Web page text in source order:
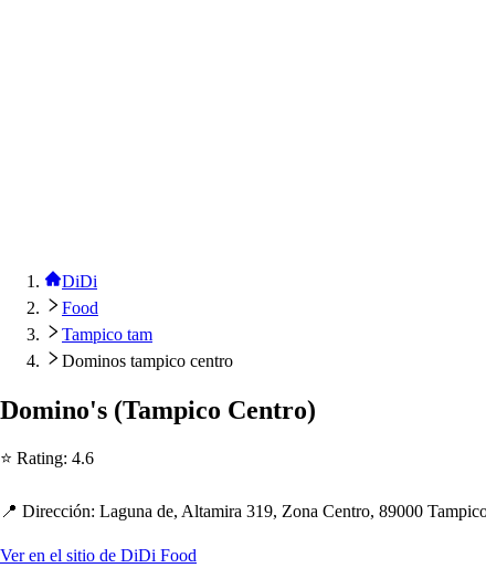
DiDi
Food
Tampico tam
Dominos tampico centro
Domino's (Tampico Centro)
⭐ Rating: 4.6
📍 Dirección: Laguna de, Altamira 319, Zona Centro, 89000 Tamp
Ver en el sitio de DiDi Food